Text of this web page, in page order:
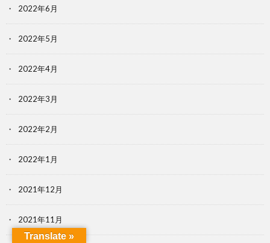
2022年6月
2022年5月
2022年4月
2022年3月
2022年2月
2022年1月
2021年12月
2021年11月
Translate »